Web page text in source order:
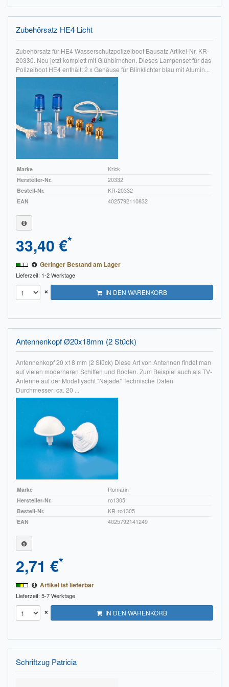
Impressum
FAQ
ÜBER UNS
Was wir bieten
Unsere Philosophie
KONTAKT
MEIN KONTO
Zubehörsatz HE4 Licht
Zubehörsatz für HE4 Wasserschutzpolizeiboot Bausatz Artikel-Nr. KR-
20330. Neu jetzt komplett mit Glühbirnchen. Dieses Lampenset für das
Polizeiboot HE4 enthält: 2 x Gehäuse für Blinklichter blau mit Alumin...
Marke
Krick
Hersteller-Nr.
20332
Bestell-Nr.
KR-20332
EAN
4025792110832
33,40 €*
Geringer Bestand am Lager
Lieferzeit: 1-2 Werktage
× IN DEN WARENKORB
Antennenkopf Ø20x18mm (2 Stück)
Antennenkopf 20 x18 mm (2 Stück) Diese Art von Antennen findet man
auf vielen moderneren Schiffen und Booten. Zum Beispiel auch als TV-
Antenne auf der Modellyacht "Najade" Technische Daten
Durchmesser: ca. 20 ...
Marke
Romarin
Hersteller-Nr.
ro1305
Bestell-Nr.
KR-ro1305
EAN
4025792141249
2,71 €*
Artikel ist lieferbar
Lieferzeit: 5-7 Werktage
× IN DEN WARENKORB
Schriftzug Patricia